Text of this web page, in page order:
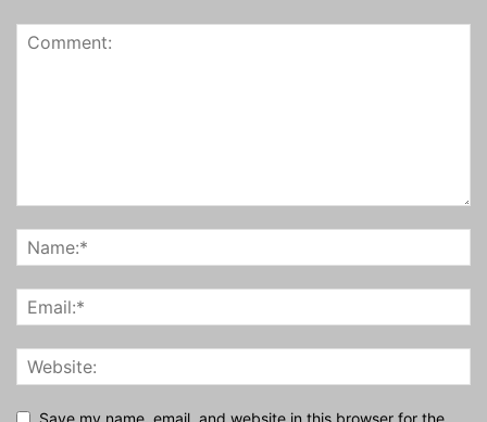
Save my name, email, and website in this browser for the